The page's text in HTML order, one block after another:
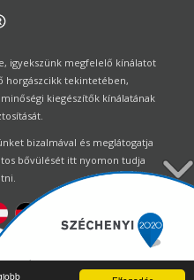
igyekszünk megfelelő kínálatot
horgászcikk tekintetében,
kiegészítők kínálatának
bizalmával és meglátogatja
bővülését itt nyomon tudja
Energofish Kft